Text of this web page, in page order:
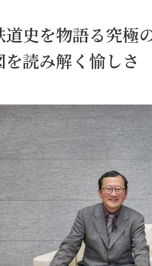
道史を物語る究極
読み解く愉しさ